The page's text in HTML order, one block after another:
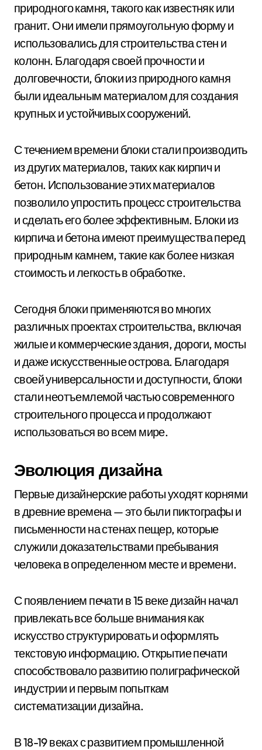
природного камня, такого как известняк или
гранит. Они имели прямоугольную форму и
использовались для строительства стен и
колонн. Благодаря своей прочности и
долговечности, блоки из природного камня
были идеальным материалом для создания
крупных и устойчивых сооружений.
С течением времени блоки стали производить
из других материалов, таких как кирпич и
бетон. Использование этих материалов
позволило упростить процесс строительства
и сделать его более эффективным. Блоки из
кирпича и бетона имеют преимущества перед
природным камнем, такие как более низкая
стоимость и легкость в обработке.
Сегодня блоки применяются во многих
различных проектах строительства, включая
жилые и коммерческие здания, дороги, мосты
и даже искусственные острова. Благодаря
своей универсальности и доступности, блоки
стали неотъемлемой частью современного
строительного процесса и продолжают
использоваться во всем мире.
Эволюция дизайна
Первые дизайнерские работы уходят корнями
в древние времена — это были пиктографы и
письменности на стенах пещер, которые
служили доказательствами пребывания
человека в определенном месте и времени.
С появлением печати в 15 веке дизайн начал
привлекать все больше внимания как
искусство структурировать и оформлять
текстовую информацию. Открытие печати
способствовало развитию полиграфической
индустрии и первым попыткам
систематизации дизайна.
В 18-19 веках с развитием промышленной